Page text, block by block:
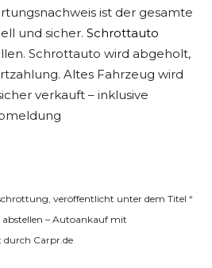
ist der gesamte
und sicher. Schrottauto
Schrottauto wird abgeholt,
Altes Fahrzeug wird
verkauft – inklusive
veröffentlicht unter dem Titel “
– Autoankauf mit
Carpr.de